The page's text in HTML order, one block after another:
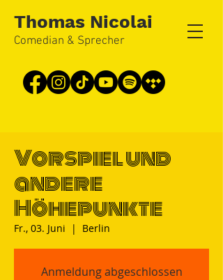
Thomas Nicolai
Comedian & Sprecher
Vorspiel und
andere
Höhepunkte
Fr., 03. Juni
  |
Berlin
Anmeldung abgeschlossen